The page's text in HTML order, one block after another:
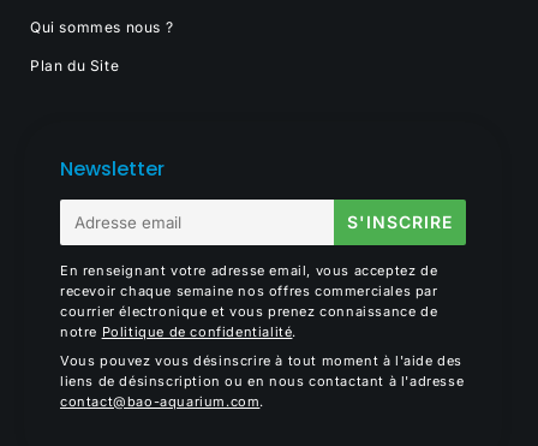
Qui sommes nous ?
Plan du Site
Newsletter
mail
S'INSCRIRE
En renseignant votre adresse email, vous acceptez de
recevoir chaque semaine nos offres commerciales par
courrier électronique et vous prenez connaissance de
notre Politique de confidentialité.
Vous pouvez vous désinscrire à tout moment à l'aide des
liens de désinscription ou en nous contactant à l'adresse
contact@bao-aquarium.com.